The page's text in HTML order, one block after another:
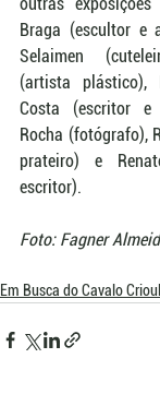
Braga (escultor e
Selaimen
(artista plástico),
Costa (escritor e
Rocha (fotógrafo),
prateiro) e
escritor).
Foto: Fagner
Em Busca do Cavalo